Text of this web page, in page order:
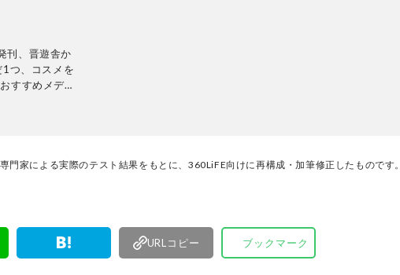
刊、晋遊舎か
つ、コスメを
すすめメディ
、編集部と専
家による実際のテスト結果をもとに、360LiFE向けに再構成・加筆修正したものです。
URLコピー ブックマーク